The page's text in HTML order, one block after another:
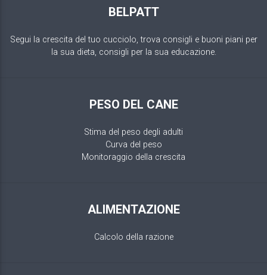
BELPATT
Segui la crescita del tuo cucciolo, trova consigli e buoni piani per
la sua dieta, consigli per la sua educazione.
PESO DEL CANE
Stima del peso degli adulti
Curva del peso
Monitoraggio della crescita
ALIMENTAZIONE
Calcolo della razione